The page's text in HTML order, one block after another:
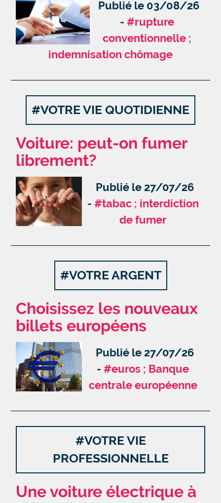
Publié le 03/08/26
#rupture
conventionnelle ;
indemnisation chômage
#VOTRE VIE QUOTIDIENNE
Voiture: peut-on fumer
librement?
Publié le 27/07/26
#tabac ; interdiction
de fumer
#VOTRE ARGENT
Choisissez les nouveaux
billets européens
Publié le 27/07/26
#euros ; Banque
centrale européenne
#VOTRE VIE
PROFESSIONNELLE
Une voiture électrique à